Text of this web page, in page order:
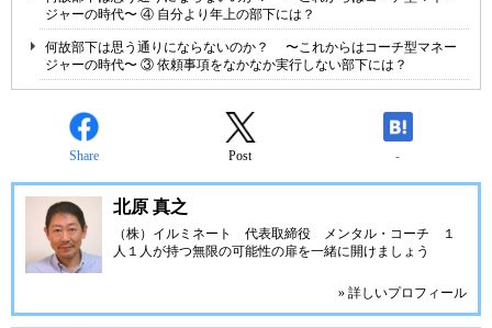
ジャーの時代〜 ④ 自分より年上の部下には？
何故部下は思う通りにならないのか？ 〜これからはコーチ型マネー
ジャーの時代〜 ③ 依頼事項をなかなか実行しない部下には？
Share Post -
北原 真之
（株）イルミネート 代表取締役 メンタル・コーチ １
人１人が持つ無限の可能性の扉を一緒に開けましょう
» 詳しいプロフィール